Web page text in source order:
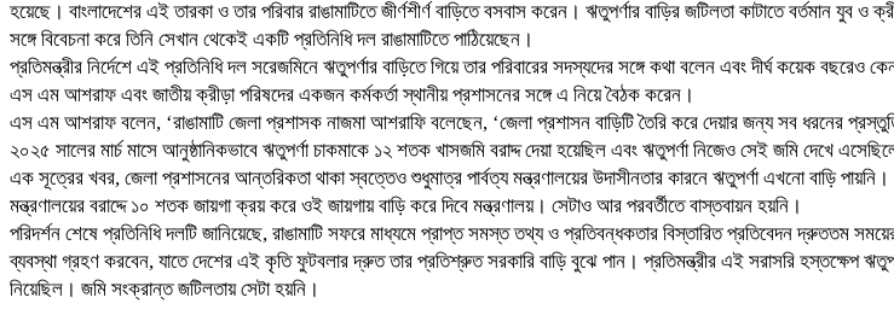
হয়েছে। বাংলাদেশের এই তারকা ও তার পরিবার রাঙামাটিতে জীর্ণশীর্ণ বাড়িতে বসবাস করেন। ঋতুপর্ণার বাড়ির জটিলতা কাটাতে বর্তমান
সঙ্গে বিবেচনা করে তিনি সেখান থেকেই একটি প্রতিনিধি দল রাঙামাটিতে পাঠিয়েছেন।
প্রতিমন্ত্রীর নির্দেশে এই প্রতিনিধি দল সরেজমিনে ঋতুপর্ণার বাড়িতে গিয়ে তার পরিবারের সদস্যদের সঙ্গে কথা বলেন এবং দীর্ঘ কয়েক বছরেও
এস এম আশরাফ এবং জাতীয় ক্রীড়া পরিষদের একজন কর্মকর্তা স্থানীয় প্রশাসনের সঙ্গে এ নিয়ে বৈঠক করেন।
এস এম আশরাফ বলেন, ‘রাঙামাটি জেলা প্রশাসক নাজমা আশরাফি বলেছেন, ‘জেলা প্রশাসন বাড়িটি তৈরি করে দেয়ার জন্য সব ধরনের
২০২৫ সালের মার্চ মাসে আনুষ্ঠানিকভাবে ঋতুপর্ণা চাকমাকে ১২ শতক খাসজমি বরাদ্দ দেয়া হয়েছিল এবং ঋতুপর্ণা নিজেও সেই জমি দেখে
এক সূত্রের খবর, জেলা প্রশাসনের আন্তরিকতা থাকা স্বত্তেও শুধুমাত্র পার্বত্য মন্ত্রণালয়ের উদাসীনতার কারনে ঋতুপর্ণা এখনো বাড়ি
মন্ত্রণালয়ের বরাদ্দে ১০ শতক জায়গা ক্রয় করে ওই জায়গায় বাড়ি করে দিবে মন্ত্রণালয়। সেটাও আর পরবর্তীতে বাস্তবায়ন হয়নি।
পরিদর্শন শেষে প্রতিনিধি দলটি জানিয়েছে, রাঙামাটি সফরে মাধ্যমে প্রাপ্ত সমস্ত তথ্য ও প্রতিবন্ধকতার বিস্তারিত প্রতিবেদন দ্রুততম
ব্যবস্থা গ্রহণ করবেন, যাতে দেশের এই কৃতি ফুটবলার দ্রুত তার প্রতিশ্রুত সরকারি বাড়ি বুঝে পান। প্রতিমন্ত্রীর এই সরাসরি হস্তক্ষেপ
নিয়েছিল। জমি সংক্রান্ত জটিলতায় সেটা হয়নি।